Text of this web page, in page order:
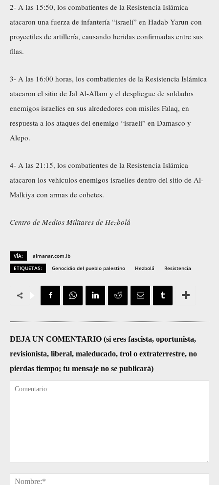
2- A las 15:50, los combatientes de la Resistencia Islámica
atacaron una fuerza de infantería “israelí” en Hadab Yarun con
proyectiles de artillería, causando heridas confirmadas entre sus
filas.
3- A las 16:00 horas, los combatientes de la Resistencia Islámica
atacaron el sitio de Jal Al-Allam y el despliegue de soldados
enemigos israelíes en sus alrededores con misiles Falaq, en
respuesta a los ataques del enemigo “israelí” en Damasco y
Alepo.
4- A las 21:15, los combatientes de la Resistencia Islámica
atacaron los vehículos enemigos israelíes dentro del sitio de Al-
Malkiya con armas de cohetes.
Centro de Medios Militares de Hezbolá
VÍA:
almanar.com.lb
ETIQUETAS:
Genocidio del pueblo palestino Hezbolá Resistencia
DEJA UN COMENTARIO (si eres fascista, oportunista,
revisionista, liberal, maleducado, trol o extraterrestre, no
pierdas tiempo; tu mensaje no se publicará)